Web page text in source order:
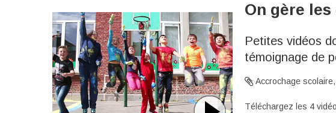
On gère
Petites vidéos
témoignage de
Accrochage
Téléchargez les 4